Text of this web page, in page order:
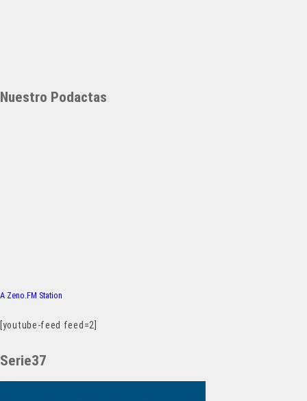
Nuestro Podactas
A Zeno.FM Station
[youtube-feed feed=2]
Serie37